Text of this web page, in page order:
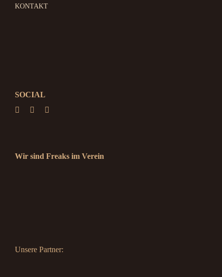
KONTAKT
SOCIAL
Wir sind Freaks im Verein
Unsere Partner: